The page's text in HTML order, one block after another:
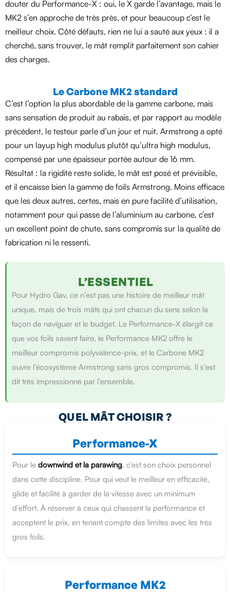
douter du Performance-X : oui, le X garde l’avantage, mais le
MK2 s’en approche de très près, et pour beaucoup c’est le
meilleur choix. Côté défauts, rien ne lui a sauté aux yeux : il a
cherché, sans trouver, le mât remplit parfaitement son cahier
des charges.
Le Carbone MK2 standard
C’est l’option la plus abordable de la gamme carbone, mais
sans sensation de produit au rabais, et par rapport au modèle
précédent, le testeur parle d’un jour et nuit. Armstrong a opté
pour un layup high modulus plutôt qu’ultra high modulus,
compensé par une épaisseur portée autour de 16 mm.
Résultat : la rigidité reste solide, le mât est posé et prévisible,
et il encaisse bien la gamme de foils Armstrong. Moins efficace
que les deux autres, certes, mais en pure facilité d’utilisation,
notamment pour qui passe de l’aluminium au carbone, c’est
un excellent point de chute, sans compromis sur la qualité de
fabrication ni le ressenti.
L’ESSENTIEL
Pour Hydro Gav, ce n’est pas une histoire de meilleur mât
unique, mais de trois mâts qui ont chacun du sens selon la
façon de naviguer et le budget. Le Performance-X élargit ce
que vos foils savent faire, le Performance MK2 offre le
meilleur compromis polyvalence-prix, et le Carbone MK2
ouvre l’écosystème Armstrong sans gros compromis. Il s’est
dit très impressionné par l’ensemble.
QUEL MÂT CHOISIR ?
Performance-X
Pour le downwind et la parawing, c’est son choix personnel
dans cette discipline. Pour qui veut le meilleur en efficacité,
glide et facilité à garder de la vitesse avec un minimum
d’effort. À réserver à ceux qui chassent la performance et
acceptent le prix, en tenant compte des limites avec les très
gros foils.
Performance MK2